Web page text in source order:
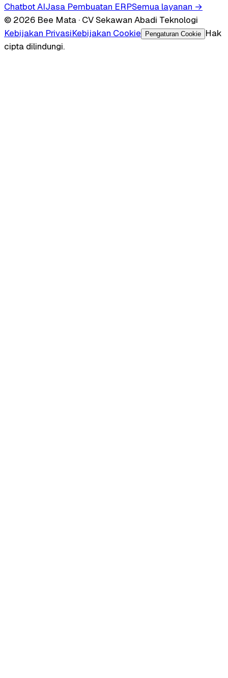
Chatbot AIJasa Pembuatan ERPSemua layanan →
© 2026 Bee Mata · CV Sekawan Abadi Teknologi
Kebijakan PrivasiKebijakan Cookie Pengaturan Cookie
Hak
cipta dilindungi.